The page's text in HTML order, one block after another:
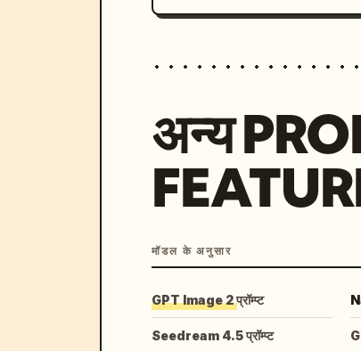
अन्य
मॉडल के अनुसार
GPT Image 2 प्रॉम्प्ट
Seedream 4.5 प्रॉम्प्ट